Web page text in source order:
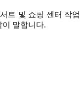
트 및 쇼핑 센터 작업
이 말합니다.